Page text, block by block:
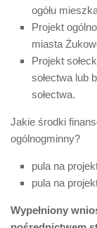
ogółu
Projekt
miasta
Projekt
sołectwa lub
sołectwa.
Jakie środki
ogólnogminny?
pula na
pula na
Wypełniony